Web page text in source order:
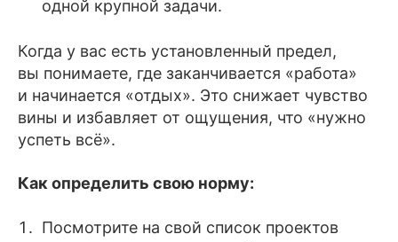
одной крупной задачи.
Когда у вас есть установленный предел,
вы понимаете, где заканчивается «работа»
и начинается «отдых». Это снижает чувство
вины и избавляет от ощущения, что «нужно
успеть всё».
Как определить свою норму:
Посмотрите на свой список проектов